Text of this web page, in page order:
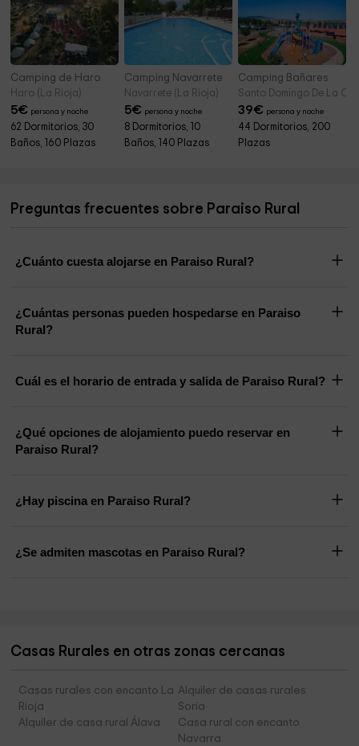
Camping de Haro
Haro (La Rioja)
5€ persona y noche
62 Dormitorios, 30
Baños, 160 Plazas
Camping Navarrete
Navarrete (La Rioja)
5€ persona y noche
8 Dormitorios, 10
Baños, 140 Plazas
Camping Bañares
Santo Domingo De La
39€ persona y noche
44 Dormitorios, 200
Plazas
Preguntas frecuentes sobre Paraiso Rural
¿Cuánto cuesta alojarse en Paraiso Rural?
¿Cuántas personas pueden hospedarse en Paraiso
Rural?
Cuál es el horario de entrada y salida de Paraiso Rural?
¿Qué opciones de alojamiento puedo reservar en
Paraiso Rural?
¿Hay piscina en Paraiso Rural?
¿Se admiten mascotas en Paraiso Rural?
Casas Rurales en otras zonas cercanas
Casas rurales con encanto La
Rioja
Alquiler de casas rurales
Soria
Alquiler de casa rural Álava
Casa rural con encanto
Navarra